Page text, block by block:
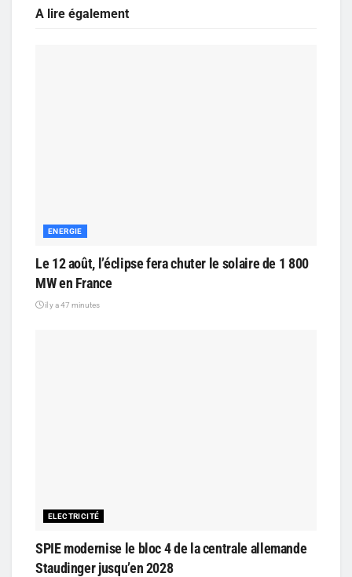
A lire également
ENERGIE
Le 12 août, l’éclipse fera chuter le solaire de 1 800
MW en France
il y a 47 minutes
ELECTRICITÉ
SPIE modernise le bloc 4 de la centrale allemande
Staudinger jusqu’en 2028